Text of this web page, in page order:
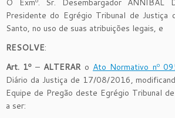
Presidente do Egrégio Tribunal de Justiça
Santo, no uso de suas atribuições legais, e
RESOLVE:
Art. 1º – ALTERAR o Ato Normativo nº
Diário da Justiça de 17/08/2016,
Equipe de Pregão deste Egrégio Tribunal
a ser: